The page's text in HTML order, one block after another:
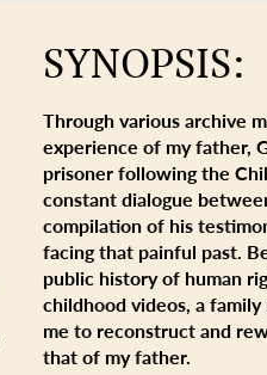
SYNOPSIS:
Through various archive
experience of my father,
prisoner following the
constant dialogue
compilation of his
facing that painful past.
public history of human
childhood videos, a
me to reconstruct and
that of my father.